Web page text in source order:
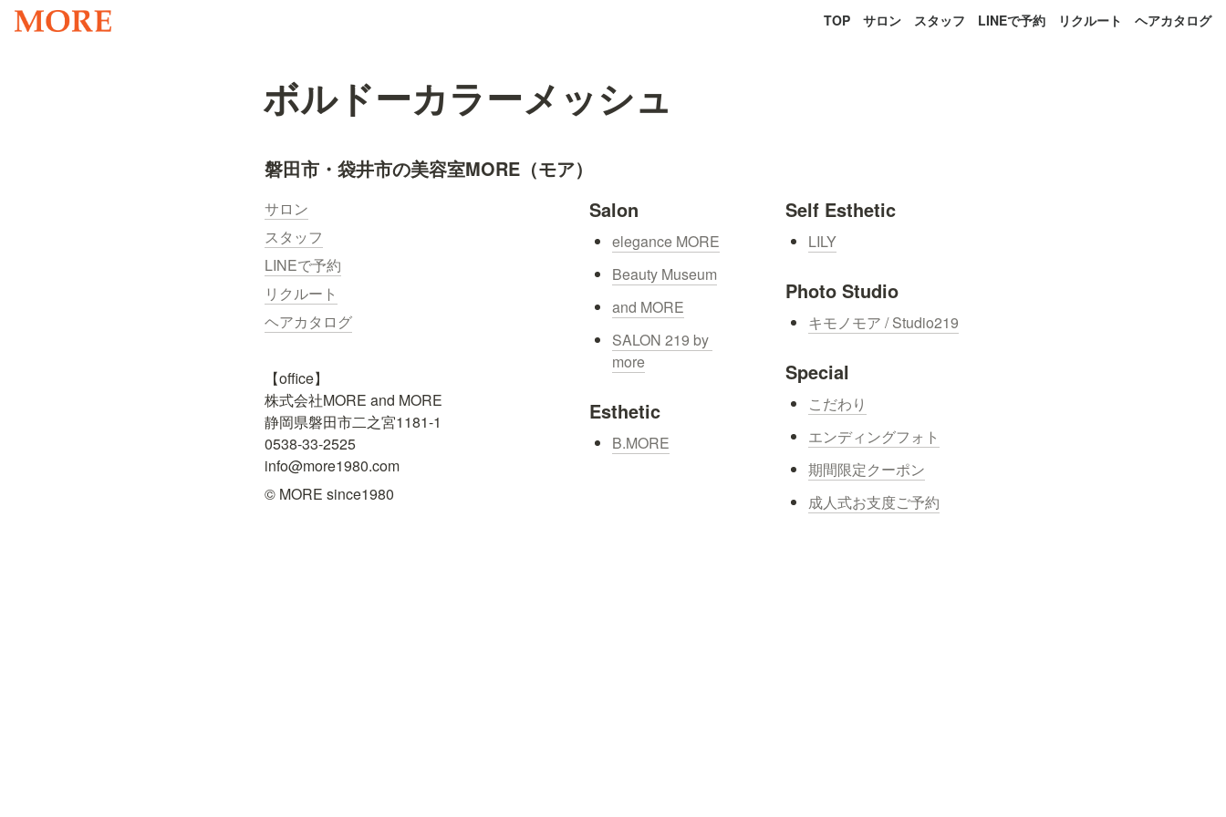
TOP サロン スタッフ LINEで予約 リクルート ヘアカタログ
ボルドーカラーメッシュ
磐田市・袋井市の美容室MORE（モア）
サロン
スタッフ
LINEで予約
リクルート
ヘアカタログ
【office】
株式会社MORE and MORE
静岡県磐田市二之宮1181-1
0538-33-2525
info@more1980.com
© MORE since1980
Salon
elegance MORE
Beauty Museum
and MORE
SALON 219 by
more
Esthetic
B.MORE
Self Esthetic
LILY
Photo Studio
キモノモア / Studio219
Special
こだわり
エンディングフォト
期間限定クーポン
成人式お支度ご予約